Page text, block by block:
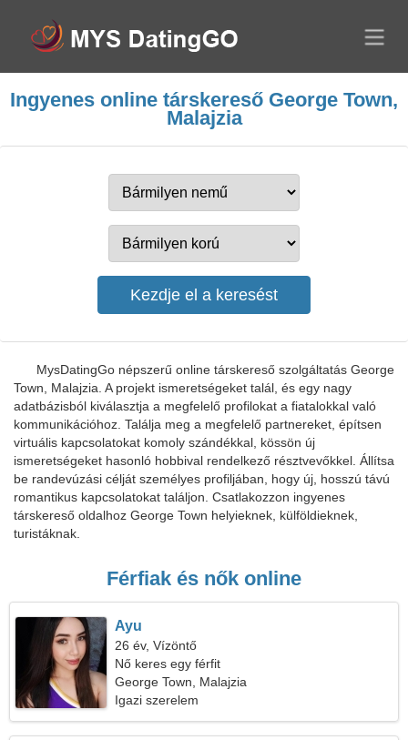
Ingyenes online társkereső George Town,
Malajzia
MysDatingGo népszerű online társkereső szolgáltatás George
Town, Malajzia. A projekt ismeretségeket talál, és egy nagy
adatbázisból kiválasztja a megfelelő profilokat a fiatalokkal való
kommunikációhoz. Találja meg a megfelelő partnereket, építsen
virtuális kapcsolatokat komoly szándékkal, kössön új
ismeretségeket hasonló hobbival rendelkező résztvevőkkel. Állítsa
be randevúzási célját személyes profiljában, hogy új, hosszú távú
romantikus kapcsolatokat találjon. Csatlakozzon ingyenes
társkereső oldalhoz George Town helyieknek, külföldieknek,
turistáknak.
Férfiak és nők online
Ayu
26 év, Vízöntő
Nő keres egy férfit
George Town, Malajzia
Igazi szerelem